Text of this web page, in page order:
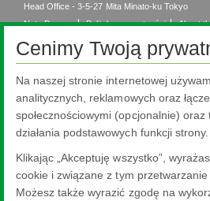
Head Office - 3-5-27 Mita Minato-ku Tokyo
Nota Prawna
Polityka prywatności About

Cenimy Twoją
Na naszej stronie internetowej
analitycznych, reklamowych oraz
społecznościowymi (opcjonalnie)
działania podstawowych funkcji strony.
Klikając „Akceptuję wszystko”,
cookie i związane z tym
Możesz także wyrazić zgodę na